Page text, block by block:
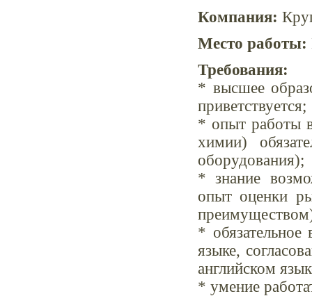
Компания:
Место работы:
Требования:
* высшее
приветствуется;
* опыт работы
химии)
оборудования);
* знание
опыт оценки
* обязательное
языке,
английском
* умение